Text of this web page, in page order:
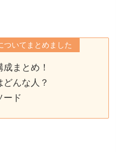
ついてまとめました
まとめ！
んな人？
ード